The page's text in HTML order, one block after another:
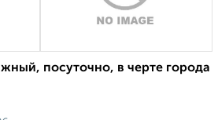
посуточно, в черте города